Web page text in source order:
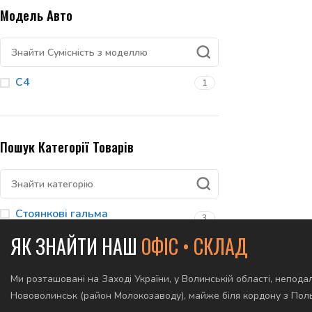
Модель Авто
C4 1
Пошук Категорії Товарів
Стоянкові гальма 3
ЯК ЗНАЙТИ НАШ ОФІС • СКЛАД
Ми розташовані на Заході України, у Волинській області,
Нововолинськ (район Молокозаводу), майже біля кордону з